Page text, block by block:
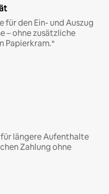
für den Ein- und Auszug
– ohne zusätzliche
Papierkram.*
längere Aufenthalte
Zahlung ohne